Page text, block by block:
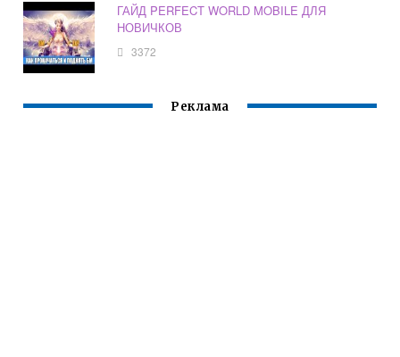
ГАЙД PERFECT WORLD MOBILE ДЛЯ
НОВИЧКОВ
3372
Реклама